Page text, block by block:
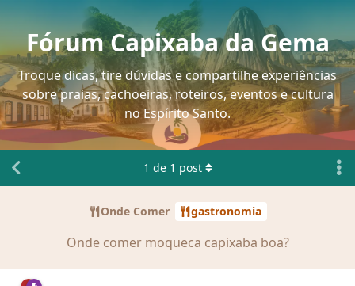
Fórum Capixaba da Gema
Troque dicas, tire dúvidas e compartilhe experiências
sobre praias, cachoeiras, roteiros, eventos e cultura
no Espírito Santo.
Onde Comer gastronomia
Onde comer moqueca capixaba boa?
1 de 1 post